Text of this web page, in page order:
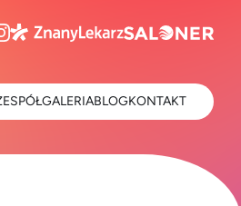
GALERIABLOGKONTAKT